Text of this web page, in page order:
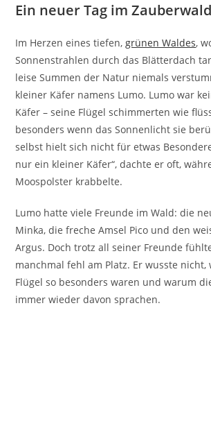
Ein neuer Tag im Zauberwald
Im Herzen eines tiefen,grünen Waldes,
Sonnenstrahlen durch das Blätterdach
leise Summen der Natur niemals
kleiner Käfer namens Lumo. Lumo war
Käfer – seine Flügel schimmerten wie
besonders wenn das Sonnenlicht sie
selbst hielt sich nicht für etwas
nur ein kleiner Käfer“, dachte er oft,
Moospolster krabbelte.
Lumo hatte viele Freunde im Wald: die
Minka, die freche Amsel Pico und den
Argus. Doch trotz all seiner Freunde
manchmal fehl am Platz. Er wusste nicht,
Flügel so besonders waren und warum
immer wieder davon sprachen.